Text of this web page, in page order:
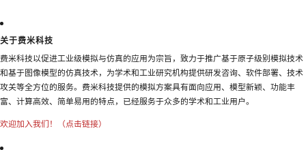
关于费米科技
费米科技以促进工业级模拟与仿真的应用为宗旨，致力于推广基于原子级别模拟技术
和基于图像模型的仿真技术，为学术和工业研究机构提供研发咨询、软件部署、技术
攻关等全方位的服务。费米科技提供的模拟方案具有面向应用、模型新颖、功能丰
富、计算高效、简单易用的特点，已经服务于众多的学术和工业用户。
欢迎加入我们！（点击链接）